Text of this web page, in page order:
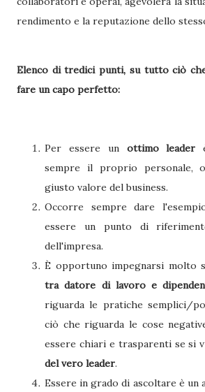
rendimento e la reputazione dello
Elenco di tredici punti, su tutto ciò
fare un capo perfetto:
Per essere un ottimo leader
sempre il proprio personale,
giusto valore del business.
Occorre sempre dare
essere un punto di
dell'impresa.
È opportuno impegnarsi molto
tra datore di lavoro e
riguarda le pratiche semplici/
ciò che riguarda le cose
essere chiari e trasparenti se si
del vero leader.
Essere in grado di ascoltare è un